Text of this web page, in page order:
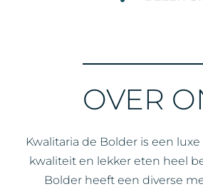
OVER
Kwalitaria de Bolder is een
kwaliteit en lekker eten heel
Bolder heeft een diverse